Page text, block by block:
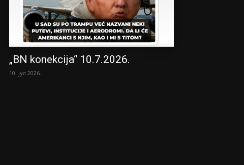
„BN konekcija“ 10.7.2026.
10. јул 2026.